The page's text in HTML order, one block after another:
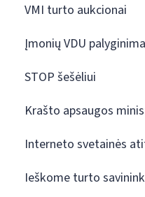
VMI turto aukcionai
Įmonių VDU
STOP šešėliui
Krašto apsaugos
Interneto svetainės
Ieškome turto